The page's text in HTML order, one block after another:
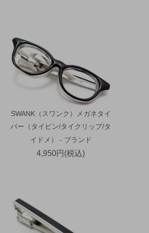
SWANK（スワンク）メガネタイ
バー（タイピン/タイクリップ/タ
イドメ） - ブランド
4,950円(税込)